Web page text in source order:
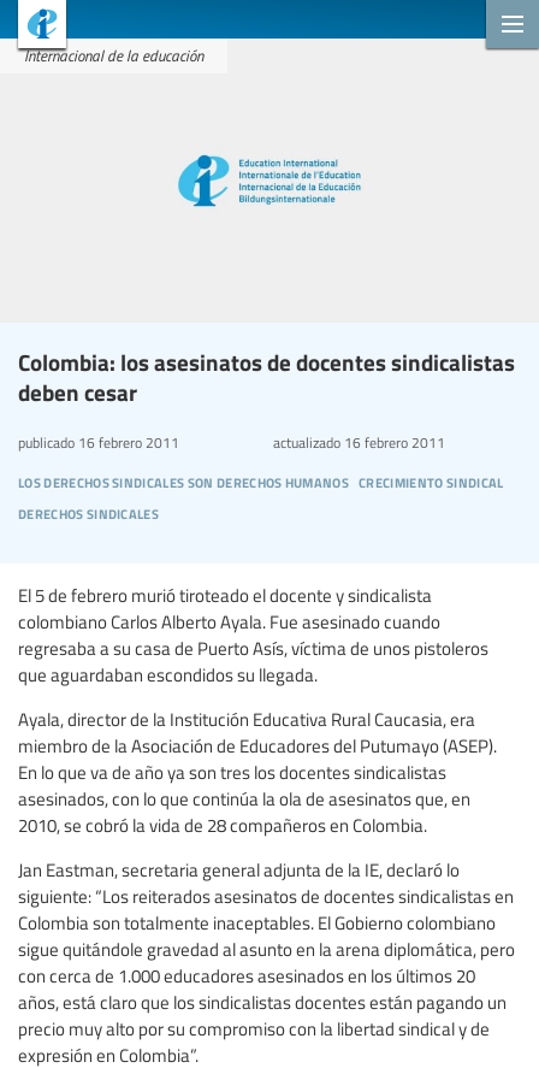
Internacional de la educación
Colombia: los asesinatos de docentes sindicalistas
deben cesar
los derechos sindicales son derechos humanos crecimiento sindical
derechos sindicales
publicado 16 febrero 2011 actualizado16 febrero 2011
El 5 de febrero murió tiroteado el docente y sindicalista
colombiano Carlos Alberto Ayala. Fue asesinado cuando
regresaba a su casa de Puerto Asís, víctima de unos pistoleros
que aguardaban escondidos su llegada.
Ayala, director de la Institución Educativa Rural Caucasia, era
miembro de la Asociación de Educadores del Putumayo (ASEP).
En lo que va de año ya son tres los docentes sindicalistas
asesinados, con lo que continúa la ola de asesinatos que, en
2010, se cobró la vida de 28 compañeros en Colombia.
Jan Eastman, secretaria general adjunta de la IE, declaró lo
siguiente: “Los reiterados asesinatos de docentes sindicalistas en
Colombia son totalmente inaceptables. El Gobierno colombiano
sigue quitándole gravedad al asunto en la arena diplomática, pero
con cerca de 1.000 educadores asesinados en los últimos 20
años, está claro que los sindicalistas docentes están pagando un
precio muy alto por su compromiso con la libertad sindical y de
expresión en Colombia”.